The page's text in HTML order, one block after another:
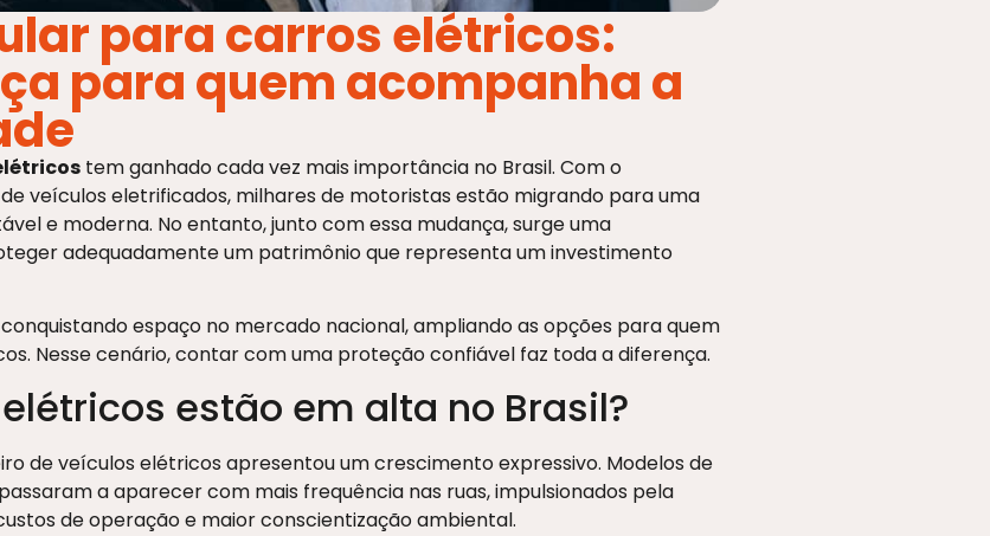
para carros elétricos:
para quem acompanha a
tem ganhado cada vez mais importância no Brasil. Com o
veículos eletrificados, milhares de motoristas estão migrando para uma
e moderna. No entanto, junto com essa mudança, surge uma
adequadamente um patrimônio que representa um investimento
espaço no mercado nacional, ampliando as opções para quem
Nesse cenário, contar com uma proteção confiável faz toda a diferença.
estão em alta no Brasil?
de veículos elétricos apresentou um crescimento expressivo. Modelos de
a aparecer com mais frequência nas ruas, impulsionados pela
de operação e maior conscientização ambiental.